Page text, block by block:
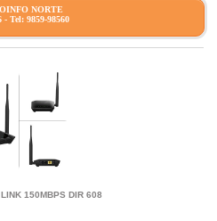
NORTE
- Tel: 9859-98560
150MBPS DIR 608